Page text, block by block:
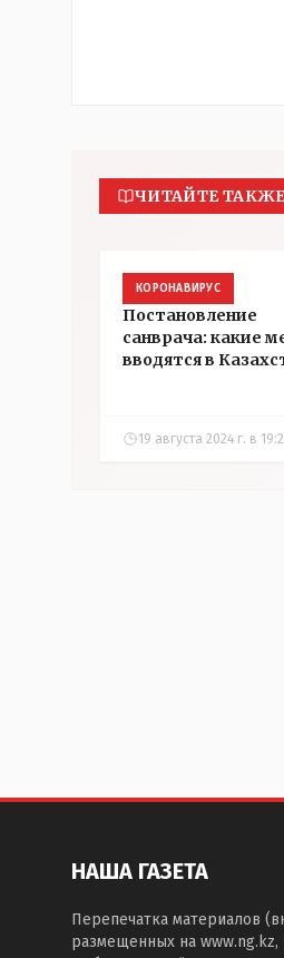
ЧИТАЙТЕ
КОРОНАВИРУС
Постановление
санврача: какие
вводятся в
19 августа 2024 г. в
НАША ГАЗЕТА
Перепечатка материалов
размещенных на